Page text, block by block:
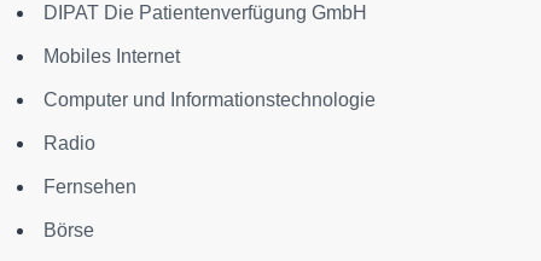
DIPAT Die Patientenverfügung GmbH
Mobiles Internet
Computer und Informationstechnologie
Radio
Fernsehen
Börse